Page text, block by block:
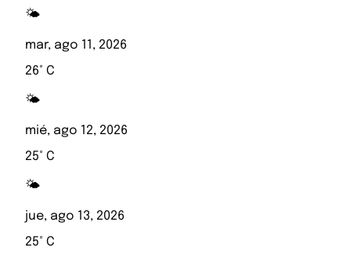
🌤️
mar, ago 11, 2026
26° C
🌤️
mié, ago 12, 2026
25° C
🌤️
jue, ago 13, 2026
25° C